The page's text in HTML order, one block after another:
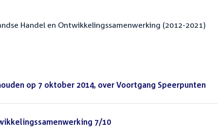
Handel en Ontwikkelingssamenwerking (2012-2021)
op 7 oktober 2014, over Voortgang Speerpunten
7/10